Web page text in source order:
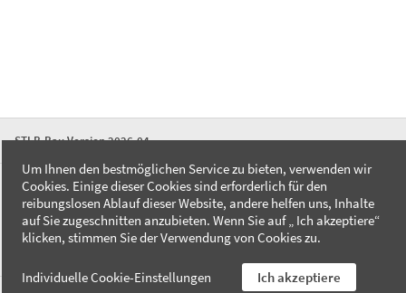
STLB-Bau Version 2026-04
FAQ
Kontakt
Datenschutzerklärung
Um Ihnen den bestmöglichen Service zu bieten, verwenden wir
Cookies. Einige dieser Cookies sind erforderlich für den
reibungslosen Ablauf dieser Website, andere helfen uns, Inhalte
auf Sie zugeschnitten anzubieten. Wenn Sie auf „ Ich akzeptiere“
klicken, stimmen Sie der Verwendung von Cookies zu.
Individuelle Cookie-Einstellungen Ich akzeptiere